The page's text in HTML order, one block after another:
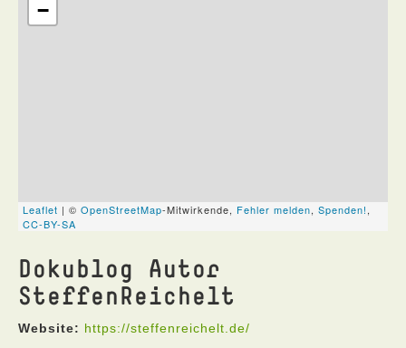
Dokublog Autor
SteffenReichelt
Website: https://steffenreichelt.de/